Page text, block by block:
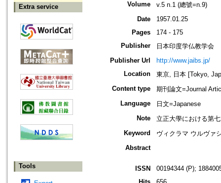
Extra service
Tools
Volume
v.5 n.1 (總號=n.9)
Date
1957.01.25
Pages
174 - 175
Publisher
日本印度学仏教学会
Publisher Url
http://www.jaibs.jp/
Location
東京, 日本 [Tokyo,
Content type
期刊論文=Journal
Language
日文=Japanese
Note
立正大學における第
Keyword
ヴィクラマ ウルヴァ
Abstract
ISSN
00194344 (P);